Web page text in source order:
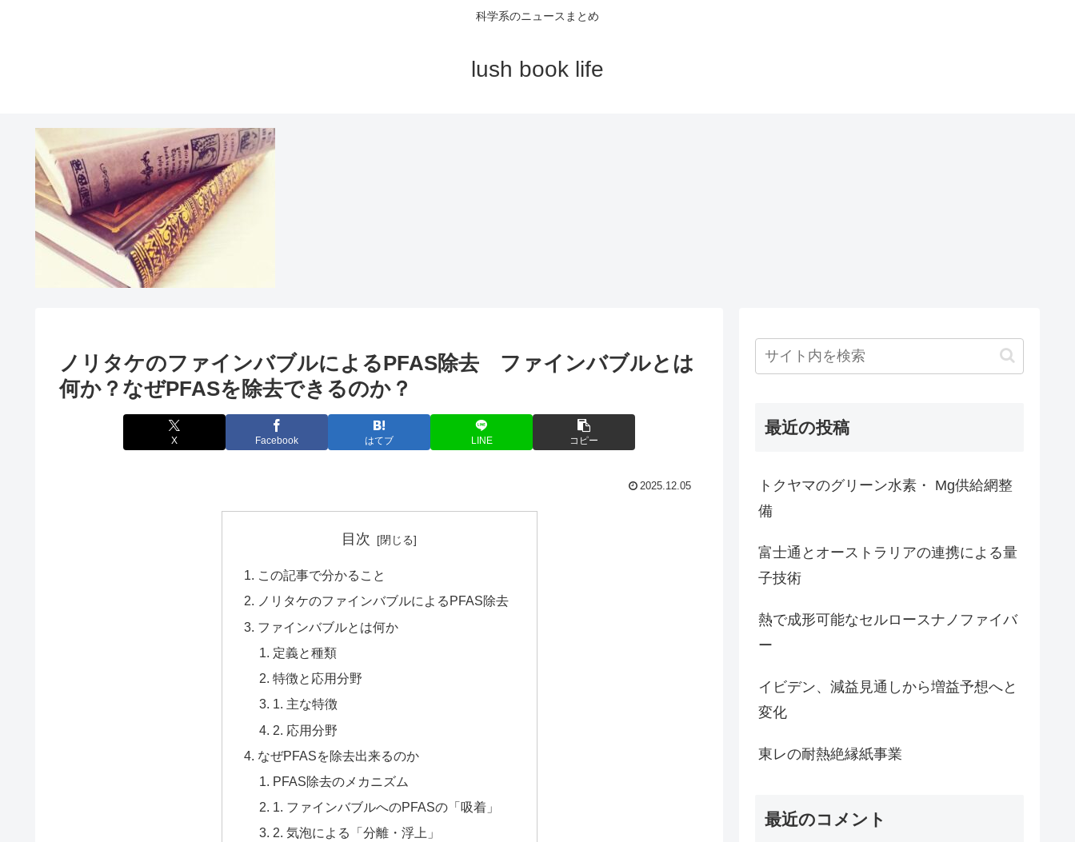
科学系のニュースまとめ
lush book life
ノリタケのファインバブルによるPFAS除去 ファインバブルとは
何か？なぜPFASを除去できるのか？
X Facebook はてブ LINE コピー
2025.12.05
目次
この記事で分かること
ノリタケのファインバブルによるPFAS除去
ファインバブルとは何か
定義と種類
特徴と応用分野
1. 主な特徴
2. 応用分野
なぜPFASを除去出来るのか
PFAS除去のメカニズム
1. ファインバブルへのPFASの「吸着」
2. 気泡による「分離・浮上」
最近の投稿
トクヤマのグリーン水素・ Mg供給網整
備
富士通とオーストラリアの連携による量
子技術
熱で成形可能なセルロースナノファイバ
ー
イビデン、減益見通しから増益予想へと
変化
東レの耐熱絶縁紙事業
最近のコメント